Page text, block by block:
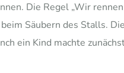
Die Regel „Wir
Säubern des Stalls.
ein Kind machte